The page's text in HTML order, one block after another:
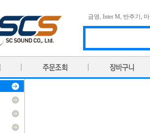
금영, Inter M, 반주기 ,